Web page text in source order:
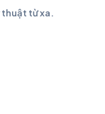
thuật từ xa.